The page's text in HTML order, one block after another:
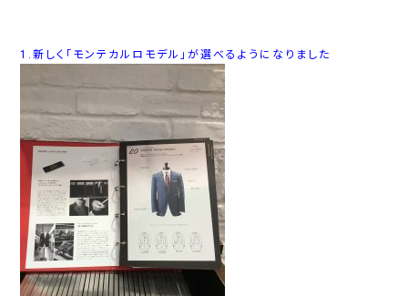
1.新しく「モンテカルロモデル」が選べるようになりました